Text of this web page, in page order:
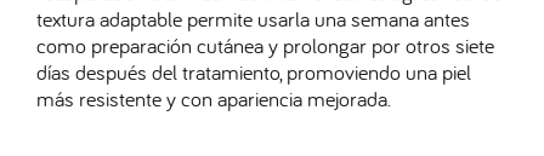
textura adaptable permite usarla una semana antes
como preparación cutánea y prolongar por otros siete
días después del tratamiento, promoviendo una piel
más resistente y con apariencia mejorada.